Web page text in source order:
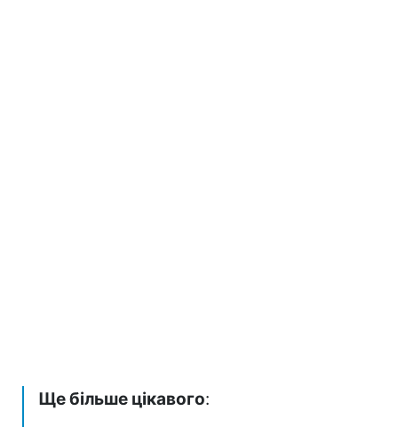
Ще більше цікавого: